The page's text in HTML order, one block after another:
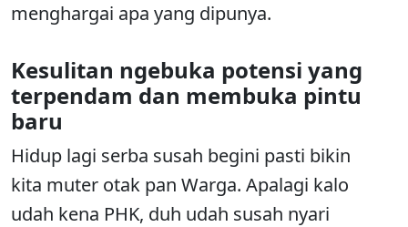
menghargai apa yang dipunya.
Kesulitan ngebuka potensi yang
terpendam dan membuka pintu
baru
Hidup lagi serba susah begini pasti bikin
kita muter otak pan Warga. Apalagi kalo
udah kena PHK, duh udah susah nyari